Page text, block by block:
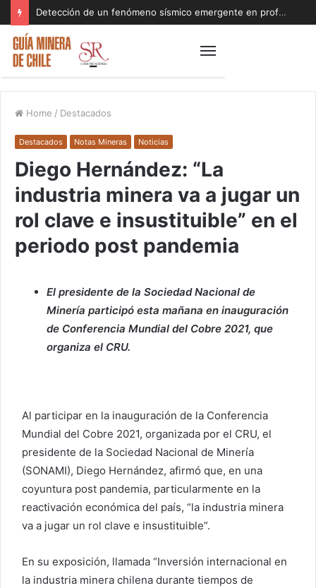
Detección de un fenómeno sísmico emergente en profundidad con riesgos diferentes a los conocidos paraliza Andes Norte
Home / Destacados
Destacados Notas Mineras Noticias
Diego Hernández: “La
industria minera va a jugar un
rol clave e insustituible” en el
periodo post pandemia
El presidente de la Sociedad Nacional de
Minería participó esta mañana en inauguración
de Conferencia Mundial del Cobre 2021, que
organiza el CRU.
Al participar en la inauguración de la Conferencia
Mundial del Cobre 2021, organizada por el CRU, el
presidente de la Sociedad Nacional de Minería
(SONAMI), Diego Hernández, afirmó que, en una
coyuntura post pandemia, particularmente en la
reactivación económica del país, “la industria minera
va a jugar un rol clave e insustituible”.
En su exposición, llamada “Inversión internacional en
la industria minera chilena durante tiempos de